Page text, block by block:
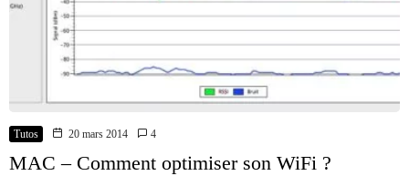
Tutos 20 mars 2014 4
MAC – Comment optimiser son WiFi ?